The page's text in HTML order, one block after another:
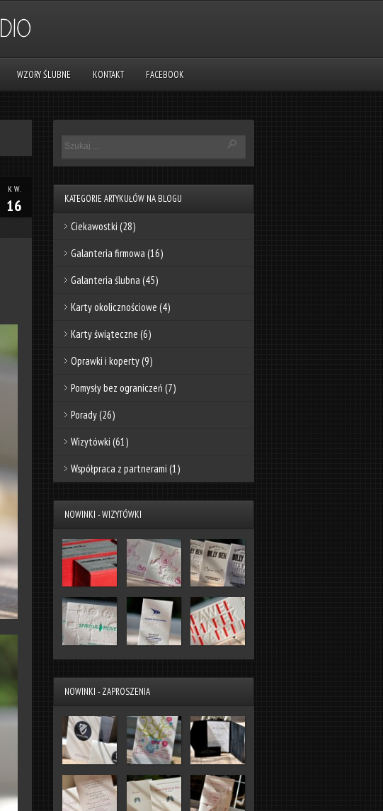
WZORY ŚLUBNE KONTAKT FACEBOOK
KW.
16 KATEGORIE ARTYKUŁÓW NA BLOGU
Ciekawostki (28)
Galanteria firmowa (16)
Galanteria ślubna (45)
Karty okolicznościowe (4)
Karty świąteczne (6)
Oprawki i koperty(9)
Pomysły bez ograniczeń (7)
Porady(26)
Wizytówki (61)
Współpraca z partnerami (1)
NOWINKI - WIZYTÓWKI
NOWINKI - ZAPROSZENIA